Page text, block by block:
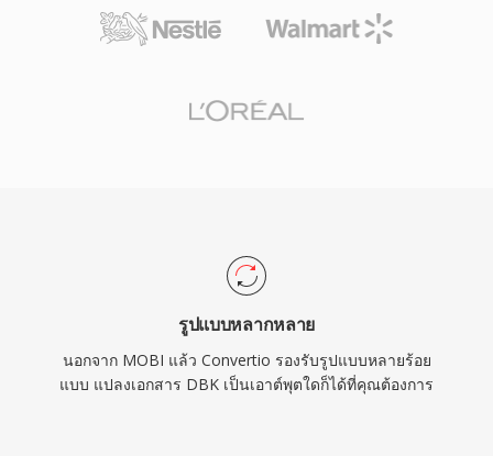
รูปแบบหลากหลาย
นอกจาก MOBI แล้ว Convertio รองรับรูปแบบหลายร้อย
แบบ แปลงเอกสาร DBK เป็นเอาต์พุตใดก็ได้ที่คุณต้องการ